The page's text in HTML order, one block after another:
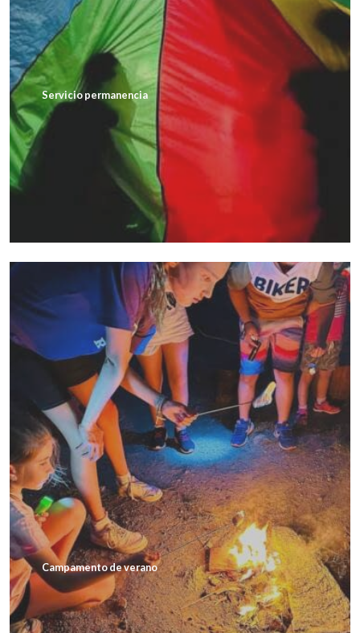
Servicio permanencia
Campamento de verano